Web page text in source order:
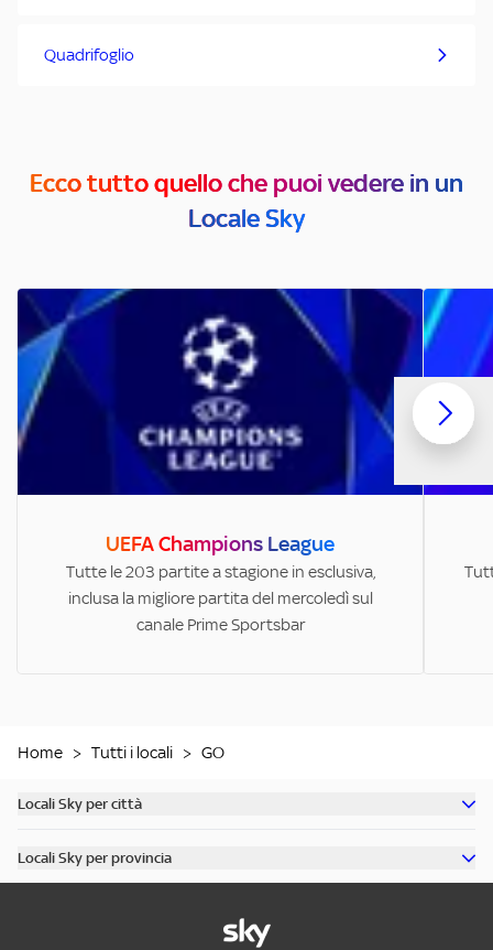
Quadrifoglio
Ecco tutto quello che puoi vedere in un
Locale Sky
UEFA Champions League
Tutte le 203 partite a stagione in esclusiva,
inclusa la migliore partita del mercoledì sul
canale Prime Sportsbar
Home > Tutti i locali > GO
Locali Sky per città
Scopri tutti i bar di Roma
Locali Sky per provincia
Scopri tutti i bar in provincia di Milano
Scopri tutti i bar in provincia di Roma